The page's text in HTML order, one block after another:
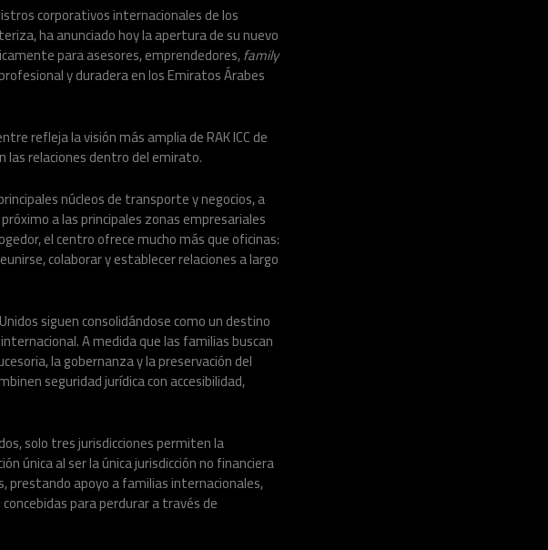
corporativos internacionales de los
ha anunciado hoy la apertura de su nuevo
para asesores, emprendedores,family
y duradera en los Emiratos Árabes
refleja la visión más amplia de RAK ICC de
las relaciones dentro del emirato.
núcleos de transporte y negocios, a
a las principales zonas empresariales
el centro ofrece mucho más que oficinas:
colaborar y establecer relaciones a largo
siguen consolidándose como un destino
A medida que las familias buscan
la gobernanza y la preservación del
seguridad jurídica con accesibilidad,
solo tres jurisdicciones permiten la
única al ser la única jurisdicción no financiera
apoyo a familias internacionales,
para perdurar a través de